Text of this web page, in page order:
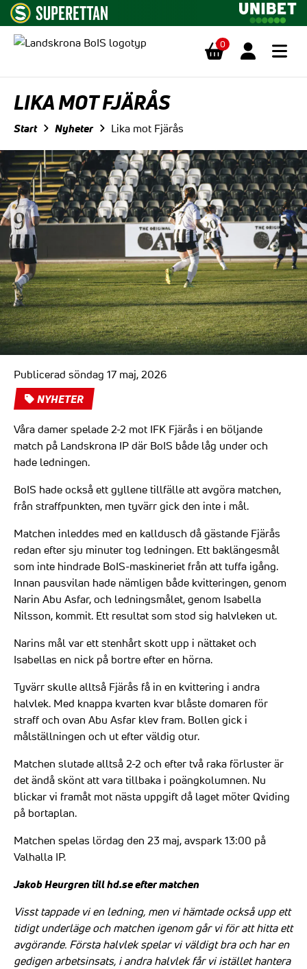
0
LIKA MOT FJÄRÅS
Start Nyheter Lika mot Fjärås
Publicerad söndag 17 maj, 2026
NYHETER
Våra damer spelade 2-2 mot IFK Fjärås i en böljande
match på Landskrona IP där BoIS både låg under och
hade ledningen.
BoIS hade också ett gyllene tillfälle att avgöra matchen,
från straffpunkten, men tyvärr gick den inte i mål.
Matchen inleddes med en kalldusch då gästande Fjärås
redan efter sju minuter tog ledningen. Ett baklängesmål
som inte hindrade BoIS-maskineriet från att tuffa igång.
Innan pausvilan hade nämligen både kvitteringen, genom
Narin Abu Asfar, och ledningsmålet, genom Isabella
Nilsson, kommit. Ett resultat som stod sig halvleken ut.
Narins mål var ett stenhårt skott upp i nättaket och
Isabellas en nick på bortre efter en hörna.
Tyvärr skulle alltså Fjärås få in en kvittering i andra
halvlek. Med knappa kvarten kvar blåste domaren för
straff och ovan Abu Asfar klev fram. Bollen gick i
målställningen och ut efter väldig otur.
Matchen slutade alltså 2-2 och efter två raka förluster är
det ändå skönt att vara tillbaka i poängkolumnen. Nu
blickar vi framåt mot nästa uppgift då laget möter Qviding
på bortaplan.
Matchen spelas lördag den 23 maj, avspark 13:00 på
Valhalla IP.
Jakob Heurgren till hd.se efter matchen
Visst tappade vi en ledning, men vi hämtade också upp ett
tidigt underläge och matchen igenom går vi för att hitta ett
avgörande. Första halvlek spelar vi väldigt bra och har en
gedigen arbetsinsats, i andra halvlek får vi istället hantera